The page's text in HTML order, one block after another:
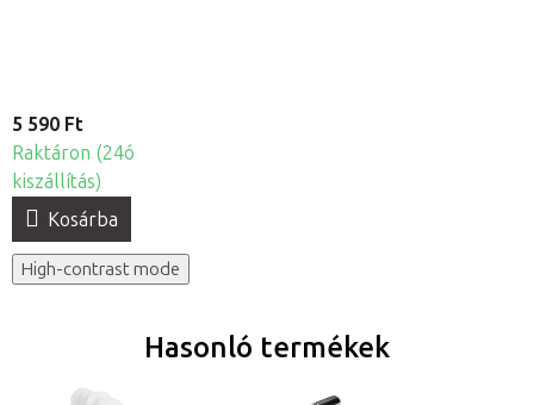
5 590 Ft
Raktáron (24ó
kiszállítás)
Kosárba
High-contrast mode
Hasonló termékek